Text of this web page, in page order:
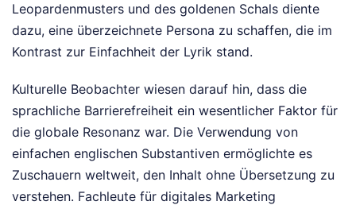
Leopardenmusters und des goldenen Schals diente
dazu, eine überzeichnete Persona zu schaffen, die im
Kontrast zur Einfachheit der Lyrik stand.
Kulturelle Beobachter wiesen darauf hin, dass die
sprachliche Barrierefreiheit ein wesentlicher Faktor für
die globale Resonanz war. Die Verwendung von
einfachen englischen Substantiven ermöglichte es
Zuschauern weltweit, den Inhalt ohne Übersetzung zu
verstehen. Fachleute für digitales Marketing